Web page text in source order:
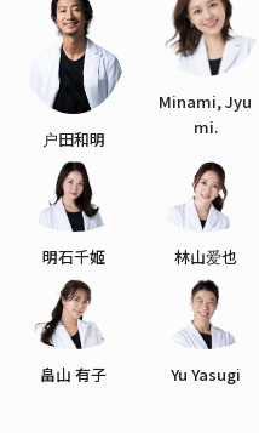
户田和明
Minami, Jyu
mi.
明石千姬 林山爱也
畠山 有子 Yu Yasugi